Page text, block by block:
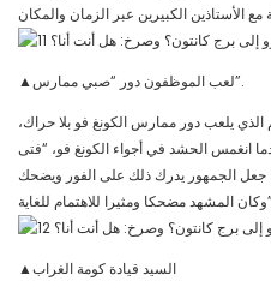
▲لعب الموظفون دور “صبي ممارس”.
يلعب دور ممارس الكونغ فو بلا حراك،
انغمس الحشد في أجواء الكونغ فو، “فتى
جعل الجمهور يدرك ذلك على الفور ويضحك
▲السيد قيادة كومة الغراب